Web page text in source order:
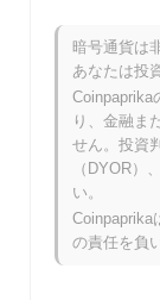
っており、非
を通じてデジ
このポジショ
ことを目指し
リューション
います。
LUKSOは
LUKSOは
でブロックチ
暗号通貨は
あなたは投
Coinpaprika
り、金融ま
せん。投資
（DYOR）
い。
Coinpaprika
の責任を負